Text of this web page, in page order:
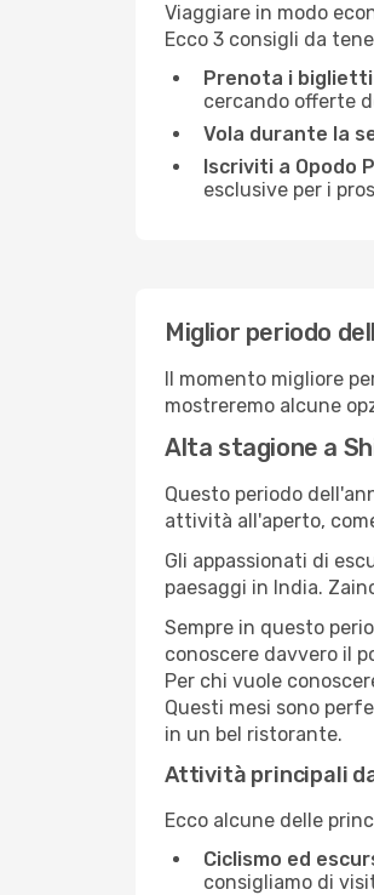
Viaggiare in modo
Ecco 3 consigli da
Prenota i
cercando offerte
Vola durante la
Iscriviti a Opodo
esclusive per i
Miglior periodo
Il momento migliore
mostreremo alcune
Alta stagione a
Questo periodo
attività all'aperto,
Gli appassionati di
paesaggi in India.
Sempre in questo
conoscere davvero il
Per chi vuole
Questi mesi sono
in un bel ristorante.
Attività principali
Ecco alcune delle
Ciclismo ed
consigliamo di